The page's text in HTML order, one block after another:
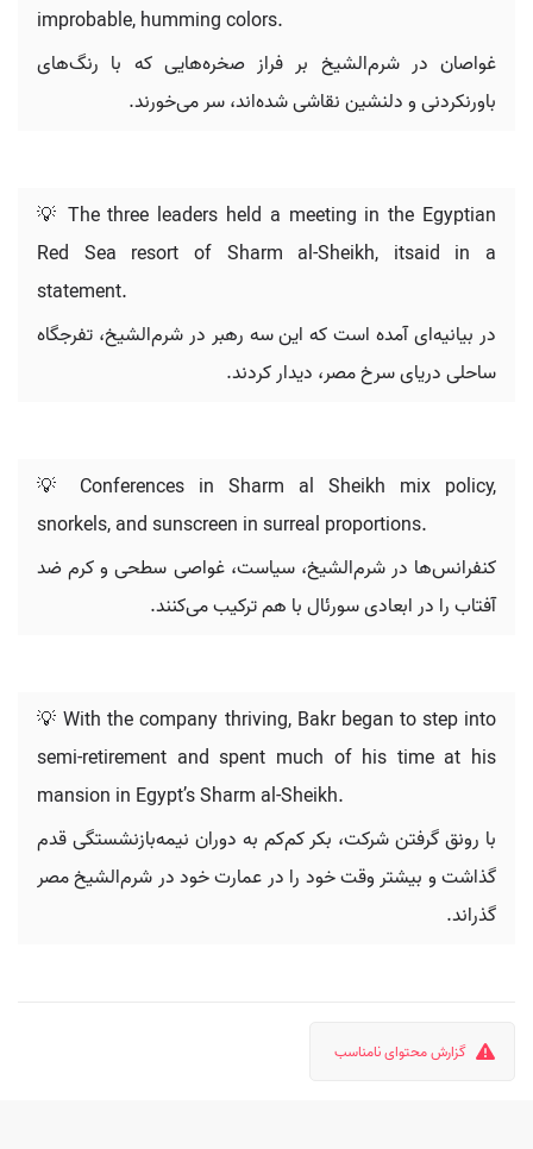
improbable, humming colors.
غواصان در شرم‌الشیخ بر فراز صخره‌هایی که با رنگ‌های
باورنکردنی و دلنشین نقاشی شده‌اند، سر می‌خورند.
💡 The three leaders held a meeting in the Egyptian
Red Sea resort of Sharm al-Sheikh, itsaid in a
statement.
در بیانیه‌ای آمده است که این سه رهبر در شرم‌الشیخ، تفرجگاه
ساحلی دریای سرخ مصر، دیدار کردند.
💡 Conferences in Sharm al Sheikh mix policy,
snorkels, and sunscreen in surreal proportions.
کنفرانس‌ها در شرم‌الشیخ، سیاست، غواصی سطحی و کرم ضد
آفتاب را در ابعادی سورئال با هم ترکیب می‌کنند.
💡 With the company thriving, Bakr began to step into
semi-retirement and spent much of his time at his
mansion in Egypt’s Sharm al-Sheikh.
با رونق گرفتن شرکت، بکر کم‌کم به دوران نیمه‌بازنشستگی قدم
گذاشت و بیشتر وقت خود را در عمارت خود در شرم‌الشیخ مصر
گذراند.
گزارش محتوای نامناسب